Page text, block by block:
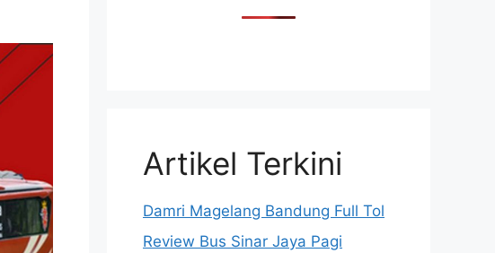
Artikel Terkini
Damri Magelang Bandung Full Tol
Review Bus Sinar Jaya Pagi